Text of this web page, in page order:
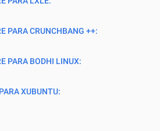
PARA CRUNCHBANG ++:
PARA BODHI LINUX:
XUBUNTU: